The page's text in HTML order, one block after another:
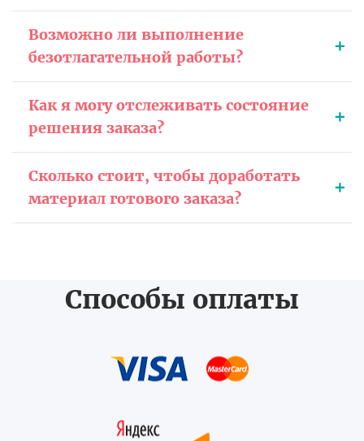
Возможно ли выполнение
безотлагательной работы?
Как я могу отслеживать состояние
решения заказа?
Сколько стоит, чтобы доработать
материал готового заказа?
Способы оплаты